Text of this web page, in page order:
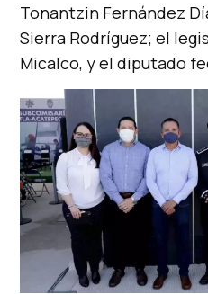
Tonantzin Fernández
Sierra Rodríguez; el
Micalco, y el diputado